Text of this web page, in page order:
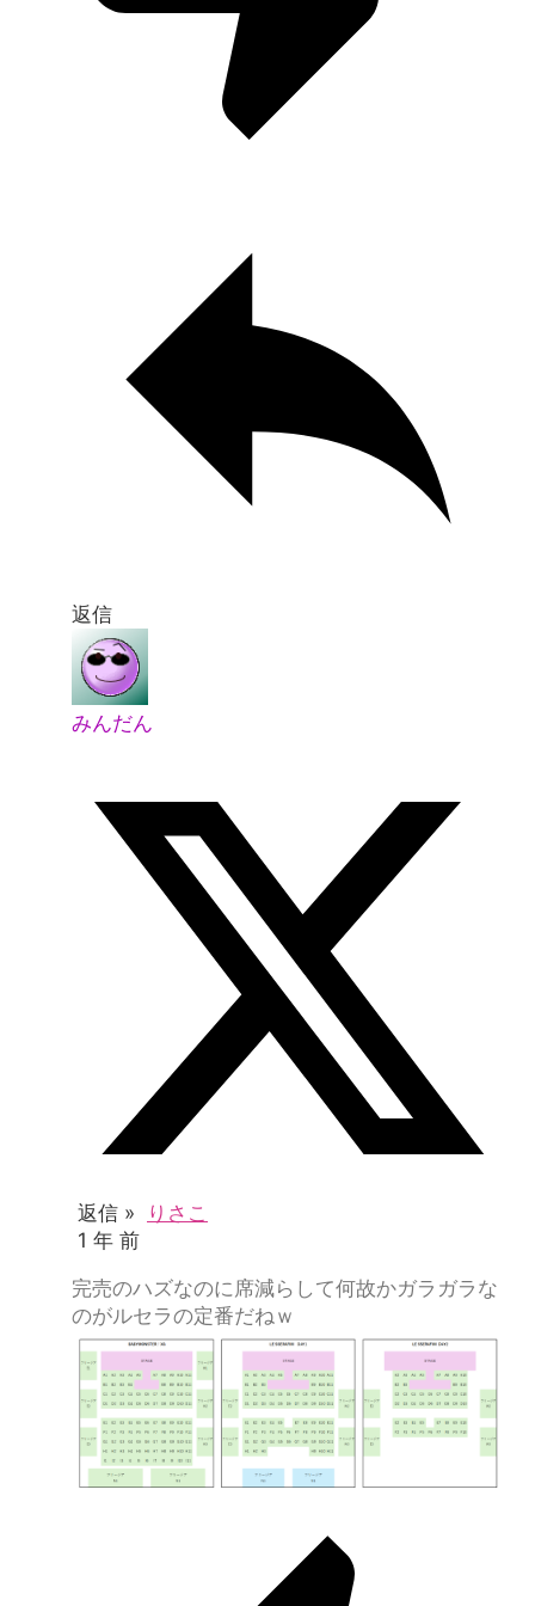
返信
みんだん
返信 »
りさこ
1 年 前
完売のハズなのに席減らして何故かガラガラな
のがルセラの定番だねｗ